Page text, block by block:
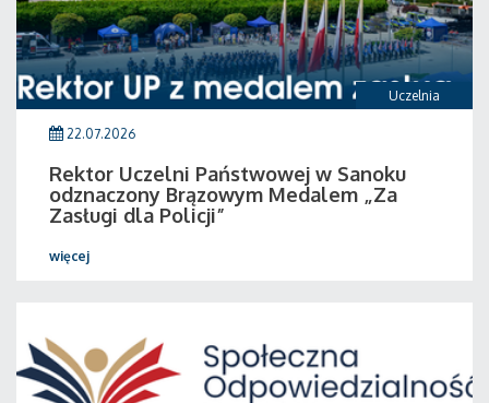
Uczelnia
22.07.2026
Rektor Uczelni Państwowej w Sanoku
odznaczony Brązowym Medalem „Za
Zasługi dla Policji”
więcej